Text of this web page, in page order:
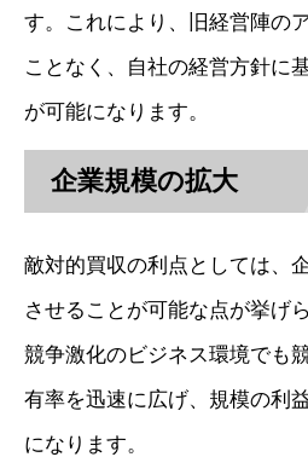
す。これにより、旧経営陣の
ことなく、自社の経営方針に
が可能になります。
企業規模の拡大
敵対的買収の利点としては、
させることが可能な点が挙げ
競争激化のビジネス環境でも
有率を迅速に広げ、規模の利
になります。